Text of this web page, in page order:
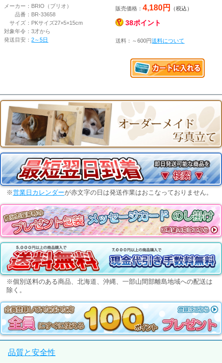
メーカー： BRIO（ブリオ）
品番： BR-33658
サイズ： PKサイズ27×5×15cm
対象年令：3才から
発送目安：2～5日
販売価格：4,180円 （税込）
38ポイント
送料：～600円送料について
※営業日カレンダーが赤文字の日は発送作業はおこなっておりません。
※個別送料のある商品、北海道、沖縄、一部山間部離島地域への配送は
除く。
品質と安全性